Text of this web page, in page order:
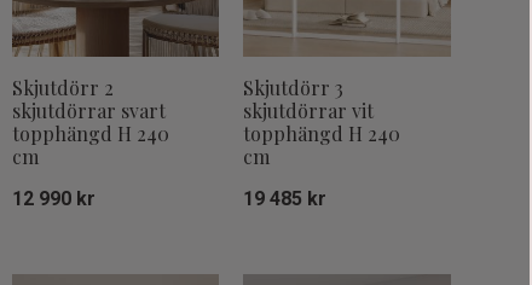
Skjutdörr 2
skjutdörrar svart
topphängd H 240
cm
12 990kr
Skjutdörr 3
skjutdörrar vit
topphängd H 240
cm
19 485 kr